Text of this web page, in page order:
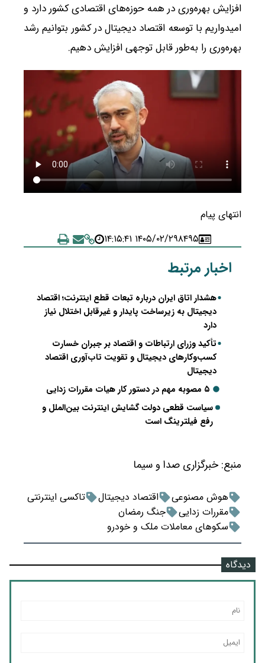
افزایش بهره‌وری در همه حوزه‌های اقتصادی کشور دارد و
امیدواریم با توسعه اقتصاد دیجیتال در کشور بتوانیم رشد
بهره‌وری را به‌طور قابل توجهی افزایش دهیم.
انتهای پیام
۸۴۹۵۱۴۰۵/۰۲/۲۹ ۱۴:۱۵:۴۱
اخبار مرتبط
هشدار اتاق ایران درباره تبعات قطع اینترنت؛ اقتصاد
دیجیتال به زیرساخت پایدار و غیرقابل اختلال نیاز
دارد
تأکید وزرای ارتباطات و اقتصاد بر جبران خسارت
کسب‌وکارهای دیجیتال و تقویت تاب‌آوری اقتصاد
دیجیتال
۵ مصوبه مهم در دستور کار هیات مقررات زدایی
سیاست قطعی دولت گشایش اینترنت بین‌الملل و
رفع فیلترینگ است
منبع: خبرگزاری صدا و سیما
هوش مصنوعی اقتصاد دیجیتال
تاکسی اینترنتی
مقررات زدایی
جنگ رمضان
سکوهای معاملات ملک و خودرو
دیدگاه